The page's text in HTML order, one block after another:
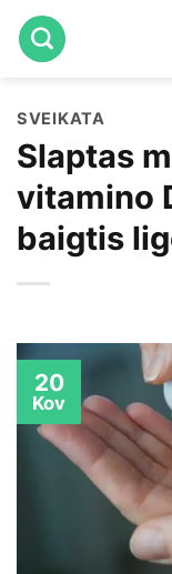
Skip
to
SVEIKATA
Slaptas
vitamino
baigtis
20
Kov